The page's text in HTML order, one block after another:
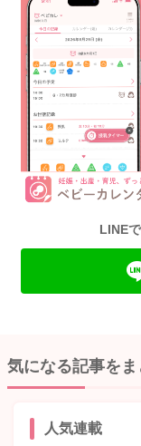
LINE
気になる記事を
人気連載